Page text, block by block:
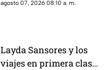
en el sitio, aunque no se
agosto 07, 2026 08:10 a. m.
Layda Sansores y los
viajes en primera clase